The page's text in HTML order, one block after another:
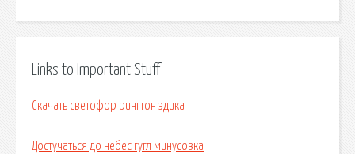
Links to Important Stuff
Скачать светофор рингтон эдика
Достучаться до небес гугл минусовка